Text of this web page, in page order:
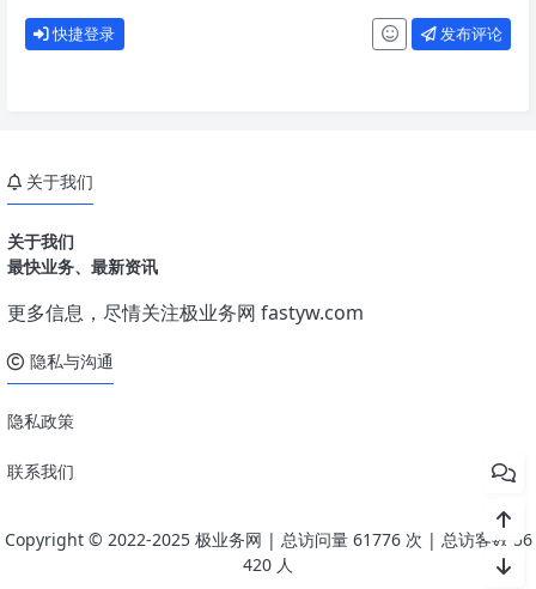
快捷登录 发布评论
关于我们
关于我们
最快业务、最新资讯
更多信息，尽情关注极业务网 fastyw.com
隐私与沟通
隐私政策
联系我们
Copyright © 2022-2025 极业务网 | 总访问量 61776次 | 总访客数 56
420 人